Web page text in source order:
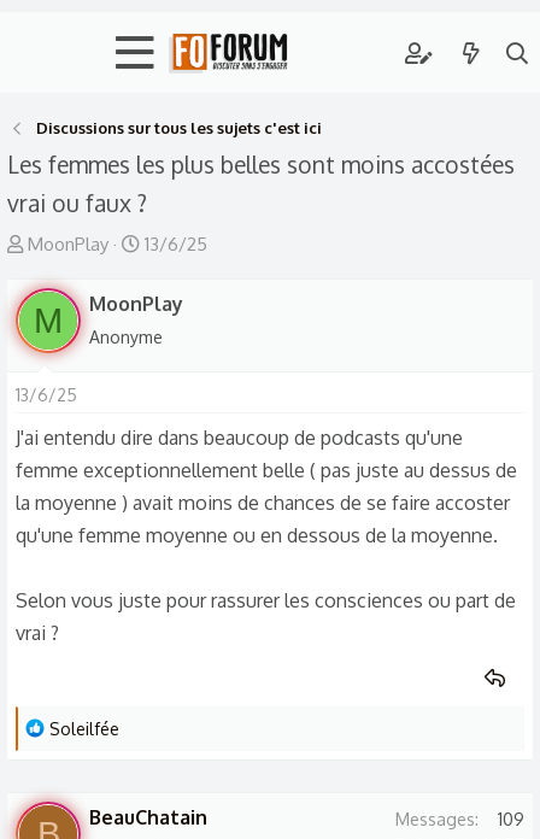
Discussions sur tous les sujets c'est ici
Les femmes les plus belles sont moins accostées
vrai ou faux ?
A
t
e
u
r
l
a
d
s
c
s
n
MoonPlay
D
t
e
b
u
t
13/6/25
M MoonPlay
Anonyme
13/6/25
J'ai entendu dire dans beaucoup de podcasts qu'une
femme exceptionnellement belle ( pas juste au dessus de
la moyenne ) avait moins de chances de se faire accoster
qu'une femme moyenne ou en dessous de la moyenne.
Selon vous juste pour rassurer les consciences ou part de
vrai ?
L
r
Soleilfée
BeauChatain Messages
109